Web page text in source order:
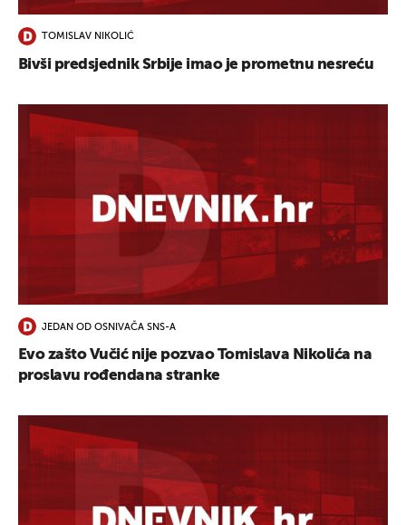
TOMISLAV NIKOLIĆ
Bivši predsjednik Srbije imao je prometnu nesreću
JEDAN OD OSNIVAČA SNS-A
Evo zašto Vučić nije pozvao Tomislava Nikolića na
proslavu rođendana stranke